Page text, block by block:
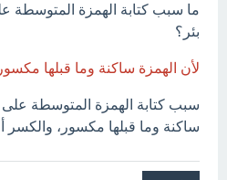
ما سبب كتابة الهمزة المتوسطة
بئر؟
لأن الهمزة ساكنة وما قبلها
سبب كتابة الهمزة المتوسطة على
ساكنة وما قبلها مكسور،